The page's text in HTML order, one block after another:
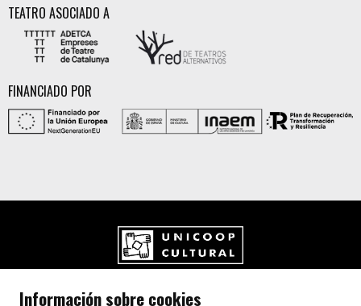
TEATRO ASOCIADO A
FINANCIADO POR
Carrer de l'Aurora, 80 (Plaça de Cal Font)
Información sobre cookies